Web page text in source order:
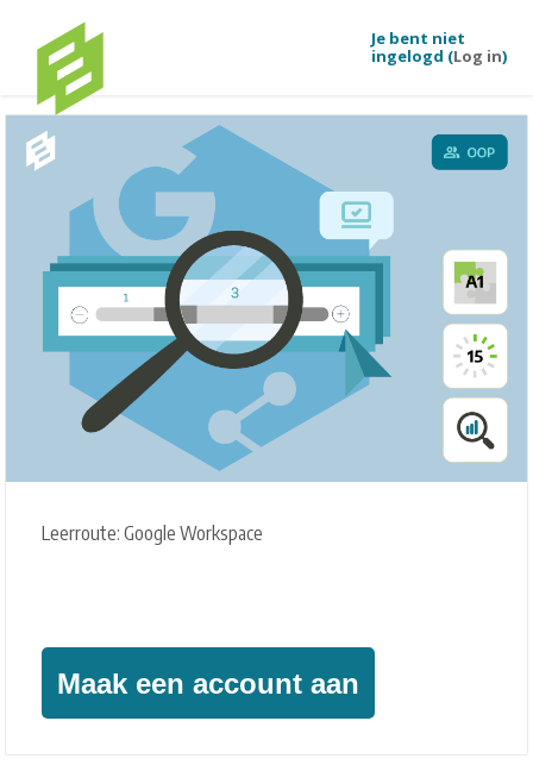
Ga naar hoofdinhoud
Je bent niet
ingelogd (Log in)
Leerroute: Google Workspace
Maak een account aan